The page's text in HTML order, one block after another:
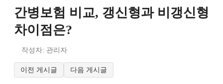
간병보험 비교, 갱신형과 비갱신형
차이점은?
작성자: 관리자
이전 게시글 다음 게시글